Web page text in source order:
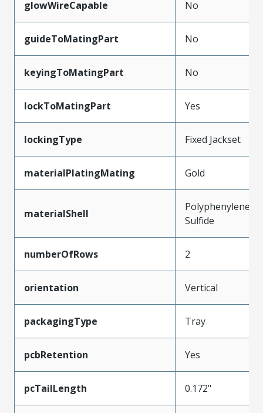
glowWireCapable No
guideToMatingPart No
keyingToMatingPart No
lockToMatingPart Yes
lockingType Fixed Jackset
materialPlatingMating Gold
materialShell
Polyphenylene
Sulfide
numberOfRows 2
orientation Vertical
packagingType Tray
pcbRetention Yes
pcTailLength 0.172"